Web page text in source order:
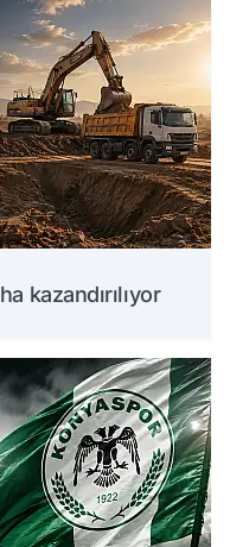
kazandırılıyor